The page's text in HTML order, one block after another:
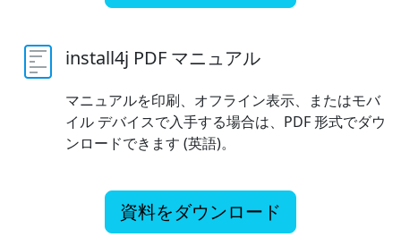
install4j PDF マニュアル
マニュアルを印刷、オフライン表示、またはモバ
イル デバイスで入手する場合は、PDF 形式でダウ
ンロードできます (英語)。
資料をダウンロード